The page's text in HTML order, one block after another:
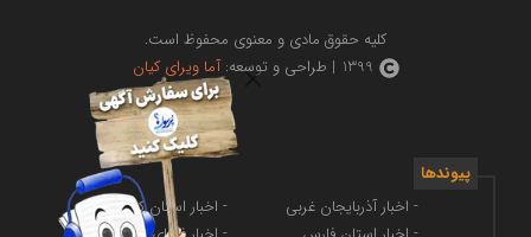
کلیه حقوق مادی و معنوی محفوظ است.
1399 | طراحی و توسعه:
آما ویرای کیان
پیوندها
- اخبار آذربایجان غربی
- اخبار استان کرمانشاه